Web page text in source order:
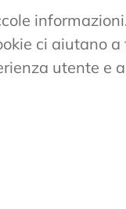
ci aiutano
utente e